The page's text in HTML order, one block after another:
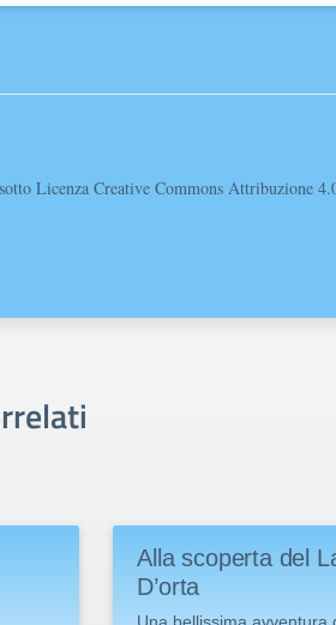
Licenza Creative Commons Attribuzione
Alla scoperta del
D’orta